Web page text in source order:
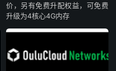
价，另有免费升配权益，可免费
升级为4核心4G内存